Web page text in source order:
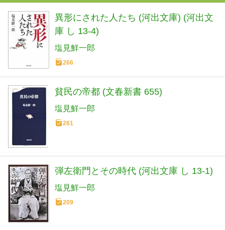
異形にされた人たち (河出文庫) (河出文
庫 し 13-4)
塩見鮮一郎
266
貧民の帝都 (文春新書 655)
塩見鮮一郎
261
弾左衛門とその時代 (河出文庫 し 13-1)
塩見鮮一郎
209